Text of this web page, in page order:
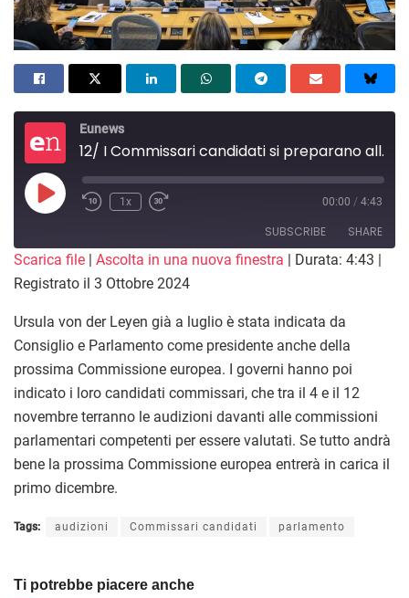
Eunews
12/ I Commissari candidati si preparano alle audizioni in Parlamento
Play
Episode
1x 00:00 / 4:43
SUBSCRIBE SHARE
SHARE
LINK
EMBED
Scarica file Ascolta in una nuova finestra Durata: 4:43
Registrato il 3 Ottobre 2024
Ursula von der Leyen già a luglio è stata indicata da
Consiglio e Parlamento come presidente anche della
prossima Commissione europea. I governi hanno poi
indicato i loro candidati commissari, che tra il 4 e il 12
novembre terranno le audizioni davanti alle commissioni
parlamentari competenti per essere valutati. Se tutto andrà
bene la prossima Commissione europea entrerà in carica il
primo dicembre.
Tags: audizioni Commissari candidati parlamento
Ti potrebbe piacere anche